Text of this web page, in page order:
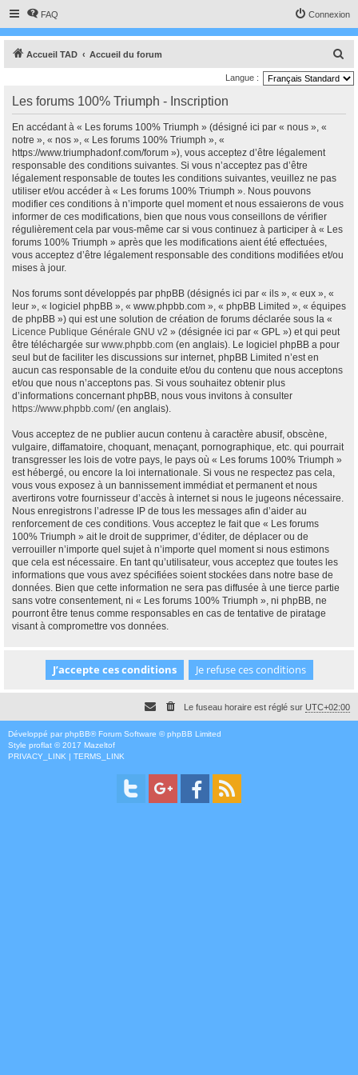
FAQ Connexion
Accueil TAD Accueil du forum
e
Langue :
Les forums 100% Triumph - Inscription
En accédant à « Les forums 100% Triumph » (désigné ici par « nous », «
notre », « nos », « Les forums 100% Triumph », «
https://www.triumphadonf.com/forum »), vous acceptez d’être légalement
responsable des conditions suivantes. Si vous n’acceptez pas d’être
légalement responsable de toutes les conditions suivantes, veuillez ne pas
utiliser et/ou accéder à « Les forums 100% Triumph ». Nous pouvons
modifier ces conditions à n’importe quel moment et nous essaierons de vous
informer de ces modifications, bien que nous vous conseillons de vérifier
régulièrement cela par vous-même car si vous continuez à participer à « Les
forums 100% Triumph » après que les modifications aient été effectuées,
vous acceptez d’être légalement responsable des conditions modifiées et/ou
mises à jour.
Nos forums sont développés par phpBB (désignés ici par « ils », « eux », «
leur », « logiciel phpBB », « www.phpbb.com », « phpBB Limited », « équipes
de phpBB ») qui est une solution de création de forums déclarée sous la «
Licence Publique Générale GNU v2 » (désignée ici par « GPL ») et qui peut
être téléchargée sur www.phpbb.com (en anglais). Le logiciel phpBB a pour
seul but de faciliter les discussions sur internet, phpBB Limited n’est en
aucun cas responsable de la conduite et/ou du contenu que nous acceptons
et/ou que nous n’acceptons pas. Si vous souhaitez obtenir plus
d’informations concernant phpBB, nous vous invitons à consulter
https://www.phpbb.com/(en anglais).
Vous acceptez de ne publier aucun contenu à caractère abusif, obscène,
vulgaire, diffamatoire, choquant, menaçant, pornographique, etc. qui pourrait
transgresser les lois de votre pays, le pays où « Les forums 100% Triumph »
est hébergé, ou encore la loi internationale. Si vous ne respectez pas cela,
vous vous exposez à un bannissement immédiat et permanent et nous
avertirons votre fournisseur d’accès à internet si nous le jugeons nécessaire.
Nous enregistrons l’adresse IP de tous les messages afin d’aider au
renforcement de ces conditions. Vous acceptez le fait que « Les forums
100% Triumph » ait le droit de supprimer, d’éditer, de déplacer ou de
verrouiller n’importe quel sujet à n’importe quel moment si nous estimons
que cela est nécessaire. En tant qu’utilisateur, vous acceptez que toutes les
informations que vous avez spécifiées soient stockées dans notre base de
données. Bien que cette information ne sera pas diffusée à une tierce partie
sans votre consentement, ni « Les forums 100% Triumph », ni phpBB, ne
pourront être tenus comme responsables en cas de tentative de piratage
visant à compromettre vos données.
Le fuseau horaire est réglé sur UTC+02:00
Développé par phpBB® Forum Software © phpBB Limited
Style proflat © 2017 Mazeltof
PRIVACY_LINK | TERMS_LINK